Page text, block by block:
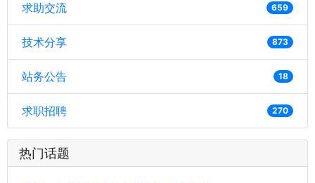
求助交流 659
技术分享 873
站务公告 18
求职招聘 270
热门话题